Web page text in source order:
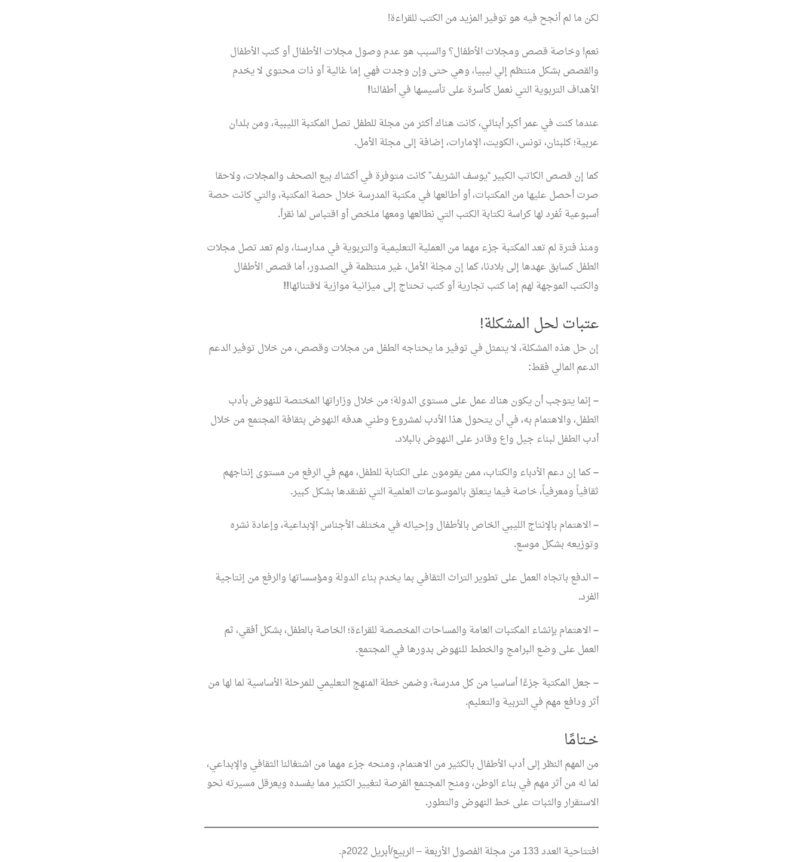
لكن ما لم أنجح فيه هو توفير المزيد من الكتب للقراءة!
نعم! وخاصة قصص ومجلات الأطفال؟ والسبب هو عدم وصول مجلات الأطفال أو كتب الأطفال
والقصص بشكل منتظم إلي ليبيا، وهي حتى وإن وجدت فهي إما غالية أو ذات محتوى لا يخدم
الأهداف التربوية التي نعمل كأسرة على تأسيسها في أطفالنا!
عندما كنت في عمر أكبر أبنائي، كانت هناك أكثر من مجلة للطفل تصل المكتبة الليبية، ومن بلدان
عربية؛ كلبنان، تونس، الكويت، الإمارات، إضافة إلى مجلة الأمل.
كما إن قصص الكاتب الكبير “يوسف الشريف” كانت متوفرة في أكشاك بيع الصحف والمجلات، ولاحقا
صرت أحصل عليها من المكتبات، أو أطالعها في مكتبة المدرسة خلال حصة المكتبة، والتي كانت حصة
أسبوعية تُفرد لها كراسة لكتابة الكتب التي نطالعها ومعها ملخص أو اقتباس لما نقرأ.
ومنذ فترة لم تعد المكتبة جزء مهما من العملية التعليمية والتربوية في مدارسنا، ولم تعد تصل مجلات
الطفل كسابق عهدها إلى بلادنا، كما إن مجلة الأمل، غير منتظمة في الصدور، أما قصص الأطفال
والكتب الموجهة لهم إما كتب تجارية أو كتب تحتاج إلى ميزانية موازية لاقتنائها!!
عتبات لحل المشكلة!
إن حل هذه المشكلة، لا يتمثل في توفير ما يحتاجه الطفل من مجلات وقصص، من خلال توفير الدعم
الدعم المالي فقط:
–إنما يتوجب أن يكون هناك عمل على مستوى الدولة؛ من خلال وزاراتها المختصة للنهوض بأدب
الطفل، والاهتمام به، في أن يتحول هذا الأدب لمشروع وطني هدفه النهوض بثقافة المجتمع من خلال
أدب الطفل لبناء جيل واع وقادر على النهوض بالبلاد.
–كما إن دعم الأدباء والكتاب، ممن يقومون على الكتابة للطفل، مهم في الرفع من مستوى إنتاجهم
ثقافياً ومعرفياً، خاصة فيما يتعلق بالموسوعات العلمية التي نفتقدها بشكل كبير.
–الاهتمام بالإنتاج الليبي الخاص بالأطفال وإحيائه في مختلف الأجناس الإبداعية، وإعادة نشره
وتوزيعه بشكل موسع.
–الدفع باتجاه العمل على تطوير التراث الثقافي بما يخدم بناء الدولة ومؤسساتها والرفع من إنتاجية
الفرد.
–الاهتمام بإنشاء المكتبات العامة والمساحات المخصصة للقراءة؛ الخاصة بالطفل، بشكل أفقي، ثم
العمل على وضع البرامج والخطط للنهوض بدورها في المجتمع.
–جعل المكتبة جزءًا أساسيا من كل مدرسة، وضمن خطة المنهج التعليمي للمرحلة الأساسية لما لها من
أثر ودافع مهم في التربية والتعليم.
خـتامًا
من المهم النظر إلى أدب الأطفال بالكثير من الاهتمام، ومنحه جزء مهما من اشتغالنا الثقافي والإبداعي،
لما له من أثر مهم في بناء الوطن، ومنح المجتمع الفرصة لتغيير الكثير مما يفسده ويعرقل مسيرته نحو
الاستقرار والثبات على خط النهوض والتطور.
افتتاحية العدد 133 من مجلة الفصول الأربعة – الربيع/أبريل 2022م.